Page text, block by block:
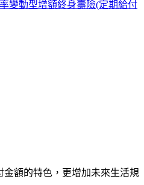
變動型增額終身壽險(定期給付
金額的特色，更增加未來生活規